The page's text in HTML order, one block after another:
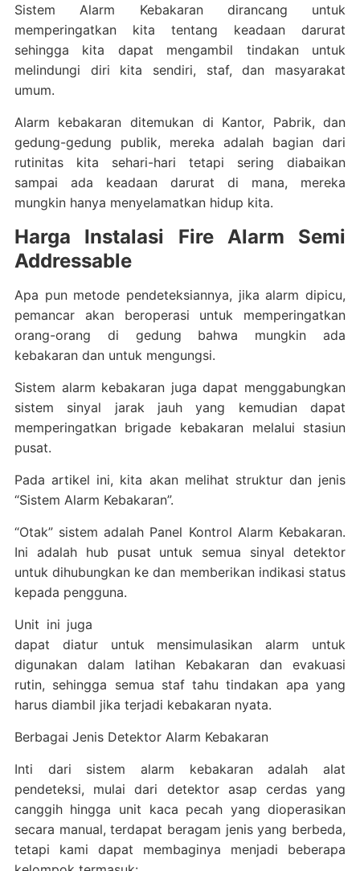
Sistem Alarm Kebakaran dirancang untuk
memperingatkan kita tentang keadaan darurat
sehingga kita dapat mengambil tindakan untuk
melindungi diri kita sendiri, staf, dan masyarakat
umum.
Alarm kebakaran ditemukan di Kantor, Pabrik, dan
gedung-gedung publik, mereka adalah bagian dari
rutinitas kita sehari-hari tetapi sering diabaikan
sampai ada keadaan darurat di mana, mereka
mungkin hanya menyelamatkan hidup kita.
Harga Instalasi Fire Alarm Semi
Addressable
Apa pun metode pendeteksiannya, jika alarm dipicu,
pemancar akan beroperasi untuk memperingatkan
orang-orang di gedung bahwa mungkin ada
kebakaran dan untuk mengungsi.
Sistem alarm kebakaran juga dapat menggabungkan
sistem sinyal jarak jauh yang kemudian dapat
memperingatkan brigade kebakaran melalui stasiun
pusat.
Pada artikel ini, kita akan melihat struktur dan jenis
“Sistem Alarm Kebakaran”.
“Otak” sistem adalah Panel Kontrol Alarm Kebakaran.
Ini adalah hub pusat untuk semua sinyal detektor
untuk dihubungkan ke dan memberikan indikasi status
kepada pengguna.
Unit ini juga
dapat diatur untuk mensimulasikan alarm untuk
digunakan dalam latihan Kebakaran dan evakuasi
rutin, sehingga semua staf tahu tindakan apa yang
harus diambil jika terjadi kebakaran nyata.
Berbagai Jenis Detektor Alarm Kebakaran
Inti dari sistem alarm kebakaran adalah alat
pendeteksi, mulai dari detektor asap cerdas yang
canggih hingga unit kaca pecah yang dioperasikan
secara manual, terdapat beragam jenis yang berbeda,
tetapi kami dapat membaginya menjadi beberapa